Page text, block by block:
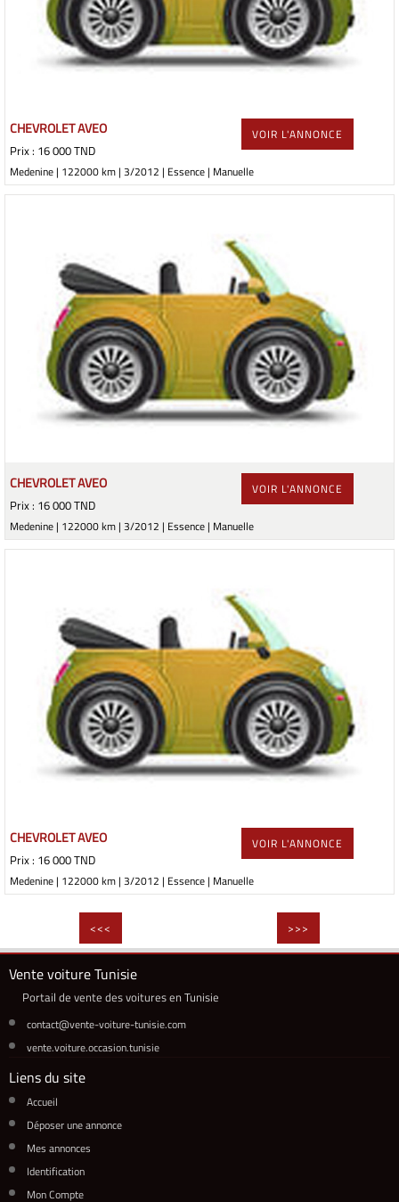
CHEVROLET AVEO
Prix : 16 000 TND
Medenine | 122000 km | 3/2012 | Essence | Manuelle
VOIR L'ANNONCE
CHEVROLET AVEO
Prix : 16 000 TND
Medenine | 122000 km | 3/2012 | Essence | Manuelle
VOIR L'ANNONCE
CHEVROLET AVEO
Prix : 16 000 TND
Medenine | 122000 km | 3/2012 | Essence | Manuelle
VOIR L'ANNONCE
<<< >>>
Vente voiture Tunisie
Portail de vente des voitures en Tunisie
contact@vente-voiture-tunisie.com
vente.voiture.occasion.tunisie
Liens du site
Accueil
Déposer une annonce
Mes annonces
Identification
Mon Compte